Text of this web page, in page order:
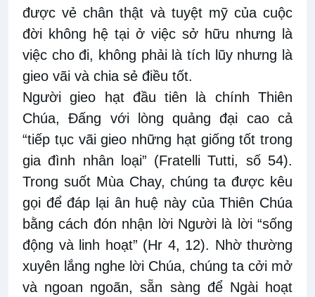
được vẻ chân thật và tuyệt mỹ của cuộc
đời không hệ tại ở việc sở hữu nhưng là
việc cho đi, không phải là tích lũy nhưng là
gieo vãi và chia sẻ điều tốt.
Người gieo hạt đầu tiên là chính Thiên
Chúa, Đấng với lòng quảng đại cao cả
“tiếp tục vãi gieo những hạt giống tốt trong
gia đình nhân loại” (Fratelli Tutti, số 54).
Trong suốt Mùa Chay, chúng ta được kêu
gọi để đáp lại ân huệ này của Thiên Chúa
bằng cách đón nhận lời Người là lời “sống
động và linh hoạt” (Hr 4, 12). Nhờ thường
xuyên lắng nghe lời Chúa, chúng ta cởi mở
và ngoan ngoãn, sẵn sàng để Ngài hoạt